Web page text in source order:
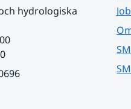
hydrologiska